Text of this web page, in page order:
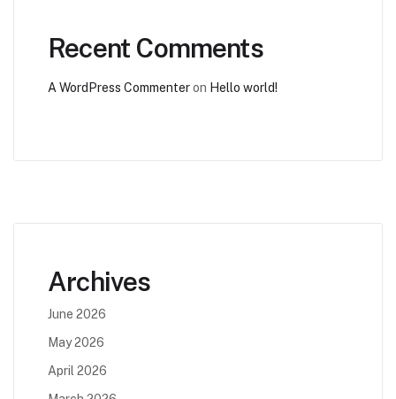
Recent Comments
A WordPress Commenteron Hello world!
Archives
June 2026
May 2026
April 2026